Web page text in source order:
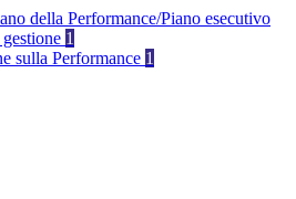
della Performance/Piano esecutivo
1
sulla Performance 1